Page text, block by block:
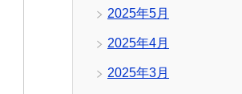
2025年5月
2025年4月
2025年3月